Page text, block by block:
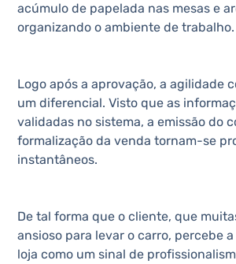
acúmulo de papelada nas mesas e
organizando o ambiente de trabalho.
Logo após a aprovação, a agilidade
um diferencial. Visto que as
validadas no sistema, a emissão do
formalização da venda tornam-se
instantâneos.
De tal forma que o cliente, que
ansioso para levar o carro, percebe
loja como um sinal de